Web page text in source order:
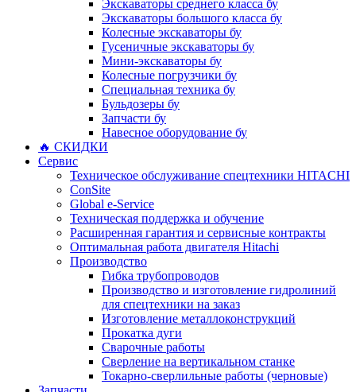
Экскаваторы среднего класса бу
Экскаваторы большого класса бу
Колесные экскаваторы бу
Гусеничные экскаваторы бу
Мини-экскаваторы бу
Колесные погрузчики бу
Специальная техника бу
Бульдозеры бу
Запчасти бу
Навесное оборудование бу
🔥 СКИДКИ
Сервис
Техническое обслуживание спецтехники HITACHI
ConSite
Global e-Service
Техническая поддержка и обучение
Расширенная гарантия и сервисные контракты
Оптимальная работа двигателя Hitachi
Производство
Гибка трубопроводов
Производство и изготовление гидролиний
для спецтехники на заказ
Изготовление металлоконструкций
Прокатка дуги
Сварочные работы
Сверление на вертикальном станке
Токарно-сверлильные работы (черновые)